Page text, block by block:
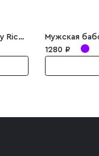
Мужской галстук бордовый в крапинку Ricardo
Мужская
1280 ₽